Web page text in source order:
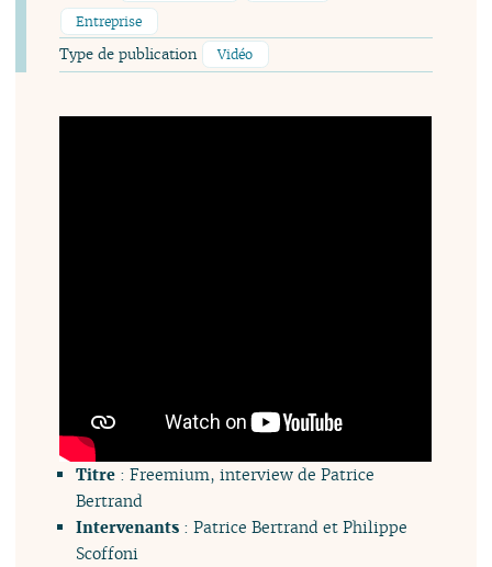
Entreprise
Type de publication Vidéo
Titre: Freemium, interview de Patrice
Bertrand
Intervenants: Patrice Bertrand et Philippe
Scoffoni